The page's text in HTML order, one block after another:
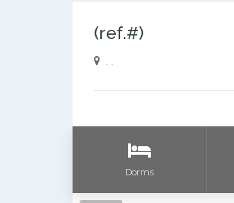
(ref.#)
, ,
Dorms